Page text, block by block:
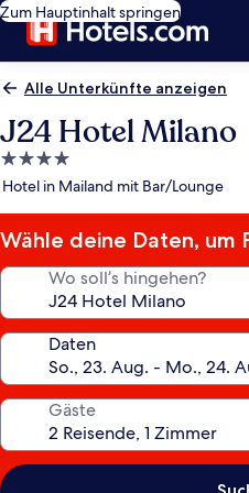
Zum Hauptinhalt springen
Alle Unterkünfte anzeigen
J24 Hotel Milano
4.0-
Sterne-
Hotel in Mailand mit Bar/Lounge
Wähle deine Daten, um
Wo soll’s hingehen?
Daten
Gäste